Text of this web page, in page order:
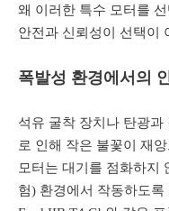
왜 이러한 특수 모터를
안전과 신뢰성이 선택이
폭발성 환경에서의
석유 굴착 장치나 탄광과
로 인해 작은 불꽃이 재
모터는 대기를 점화하지
험) 환경에서 작동하도